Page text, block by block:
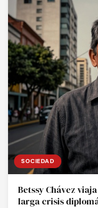
SOCIEDAD
Betssy Chávez
larga crisis